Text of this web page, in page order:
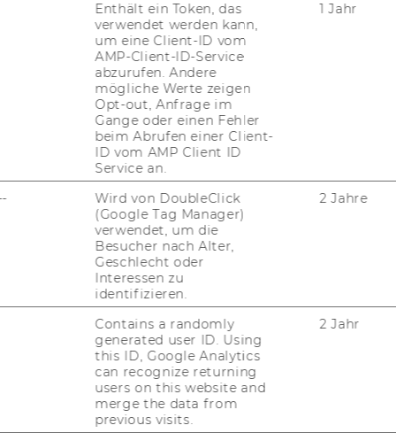
an Mit­ar­bei­te­rIn­nen aus
an Mit­ar­bei­te­rIn­nen aus dem dafür
Dienst­ver­hält­nis­sen
- so­weit eine an­de­re Per­son
ist - im Ein­ver­neh­men mit
Hor­nik
Ma­the­ma­tics
of Fi­nan­ce, Ac­coun­ting and Sta­
27. Stück219)
Enthält ein Token, das
verwendet werden kann,
um eine Client-ID vom
AMP-Client-ID-Service
abzurufen. Andere
mögliche Werte zeigen
Opt-out, Anfrage im
Gange oder einen Fehler
beim Abrufen einer Client-
ID vom AMP Client ID
Service an.
1 Jahr
Wird von DoubleClick
(Google Tag Manager)
verwendet, um die
Besucher nach Alter,
Geschlecht oder
Interessen zu
identifizieren.
2 Jahre
Contains a randomly
generated user ID. Using
this ID, Google Analytics
can recognize returning
users on this website and
merge the data from
previous visits.
2 Jahr